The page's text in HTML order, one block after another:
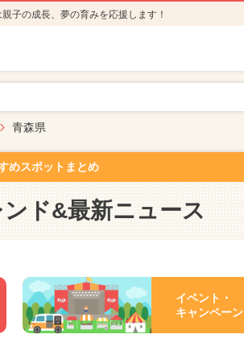
子の成長、夢の育みを応援します！
青森県
めスポットまとめ
ド&最新ニュース
イベント・
キャンペーン